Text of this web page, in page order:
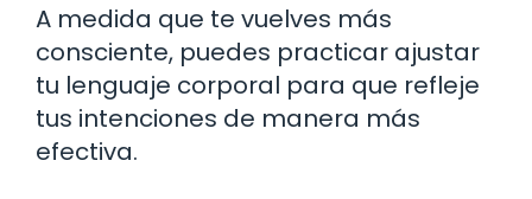
A medida que te vuelves más
consciente, puedes practicar ajustar
tu lenguaje corporal para que refleje
tus intenciones de manera más
efectiva.